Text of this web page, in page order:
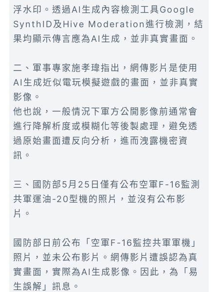
浮水印。透過AI生成內容檢測工具Google
SynthID及Hive Moderation進行檢測，結
果均顯示傳言應為AI生成，並非真實畫面。
二、軍事專家施孝瑋指出，網傳影片是使用
AI生成近似電玩模擬遊戲的畫面，並非真實
影像。
他也說，一般情況下軍方公開影像前通常會
進行降解析度或模糊化等後製處理，避免透
過原始畫面遭反向分析，進而洩露機密資
訊。
三、國防部5月25日僅有公布空軍F-16監測
共軍運油-20型機的照片，並沒有公布影
片。
國防部日前公布「空軍F-16監控共軍軍機」
照片，並未公布影片。網傳影片遭誤認為真
實畫面，實際為AI生成影像。因此，為「易
生誤解」訊息。